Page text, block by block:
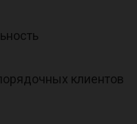
клиентов